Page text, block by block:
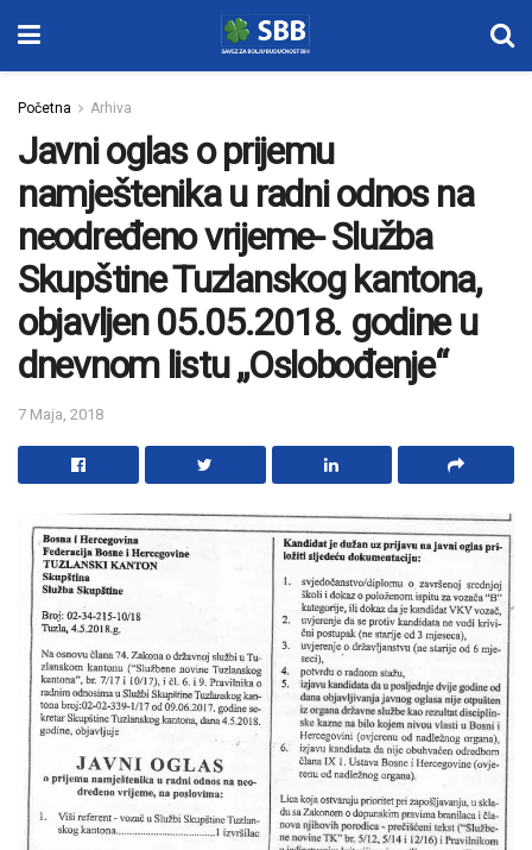
Početna Arhiva
Javni oglas o prijemu
namještenika u radni odnos na
neodređeno vrijeme- Služba
Skupštine Tuzlanskog kantona,
objavljen 05.05.2018. godine u
dnevnom listu „Oslobođenje“
7 Maja, 2018